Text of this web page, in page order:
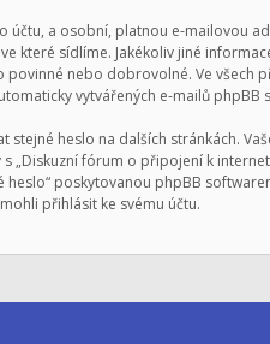
a osobní, platnou e-mailovou
které sídlíme. Jakékoliv jiné
povinné nebo dobrovolné. Ve
vytvářených e-mailů phpBB
heslo na dalších stránkách.
fórum o připojení k
poskytovanou phpBB
přihlásit ke svému účtu.